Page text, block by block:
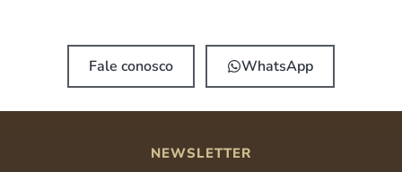
Fale conosco WhatsApp
NEWSLETTER